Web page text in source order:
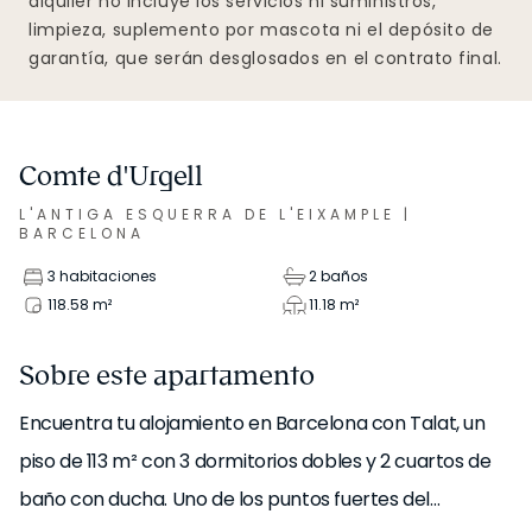
Comte d'Urgell
L'ANTIGA ESQUERRA DE L'EIXAMPLE
|
BARCELONA
3 habitaciones
2 baños
118.58 m² 11.18 m²
Sobre este apartamento
Encuentra tu alojamiento en Barcelona con Talat, un
piso de 113 m² con 3 dormitorios dobles y 2 cuartos de
baño con ducha. Uno de los puntos fuertes del
limpieza, suplemento por mascota ni el depósito de
garantía, que serán desglosados en el contrato final.